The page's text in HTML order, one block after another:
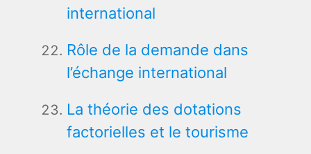
international
Rôle de la demande dans
l’échange international
La théorie des dotations
factorielles et le tourisme